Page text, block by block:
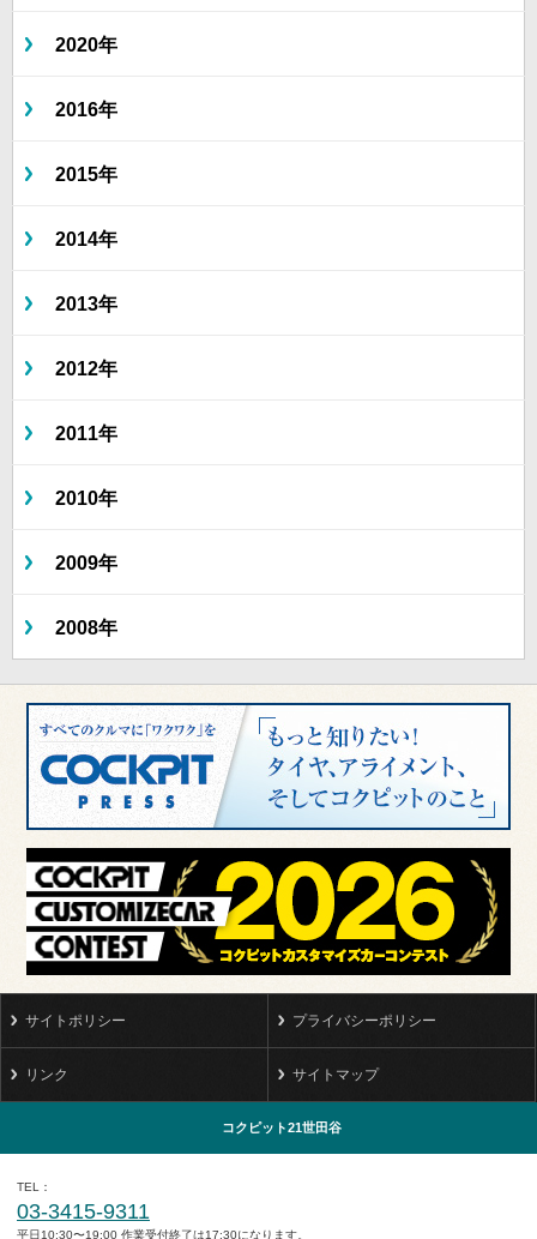
2020年
2016年
2015年
2014年
2013年
2012年
2011年
2010年
2009年
2008年
サイトポリシー プライバシーポリシー
リンク サイトマップ
コクピット21世田谷
TEL
03-3415-9311
平日10:30〜19:00 作業受付終了は17:30になります。